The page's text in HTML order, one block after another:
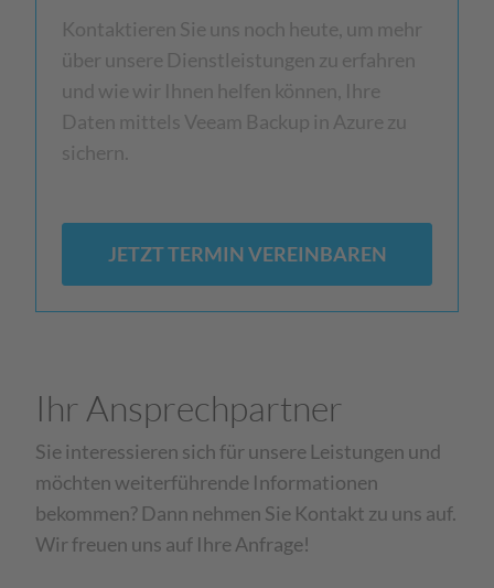
Kontaktieren Sie uns noch heute, um mehr
über unsere Dienstleistungen zu erfahren
und wie wir Ihnen helfen können, Ihre
Daten mittels Veeam Backup in Azure zu
sichern.
JETZT TERMIN VEREINBAREN
Ihr Ansprechpartner
Sie interessieren sich für unsere Leistungen und
möchten weiterführende Informationen
bekommen? Dann nehmen Sie Kontakt zu uns auf.
Wir freuen uns auf Ihre Anfrage!